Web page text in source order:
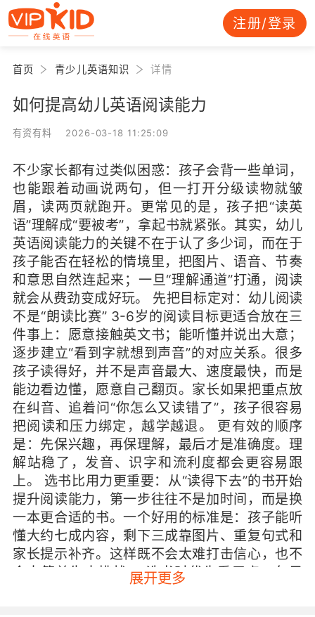
注册/登录
首页 青少儿英语知识 详情
如何提高幼儿英语阅读能力
有资有料 2026-03-18 11:25:09
不少家长都有过类似困惑：孩子会背一些单词，
也能跟着动画说两句，但一打开分级读物就皱
眉，读两页就跑开。更常见的是，孩子把“读英
语”理解成“要被考”，拿起书就紧张。其实，幼儿
英语阅读能力的关键不在于认了多少词，而在于
孩子能否在轻松的情境里，把图片、语音、节奏
和意思自然连起来；一旦“理解通道”打通，阅读
就会从费劲变成好玩。 先把目标定对：幼儿阅读
不是“朗读比赛” 3-6岁的阅读目标更适合放在三
件事上：愿意接触英文书；能听懂并说出大意；
逐步建立“看到字就想到声音”的对应关系。很多
孩子读得好，并不是声音最大、速度最快，而是
能边看边懂，愿意自己翻页。家长如果把重点放
在纠音、追着问“你怎么又读错了”，孩子很容易
把阅读和压力绑定，越学越退。 更有效的顺序
是：先保兴趣，再保理解，最后才是准确度。理
解站稳了，发音、识字和流利度都会更容易跟
上。 选书比用力更重要：从“读得下去”的书开始
提升阅读能力，第一步往往不是加时间，而是换
一本更合适的书。一个好用的标准是：孩子能听
懂大约七成内容，剩下三成靠图片、重复句式和
家长提示补齐。这样既不会太难打击信心，也不
会太简单失去挑战。 选书时优先看三点：句子
短、重复多、有固定句型（孩子容易预测下一
展开更多